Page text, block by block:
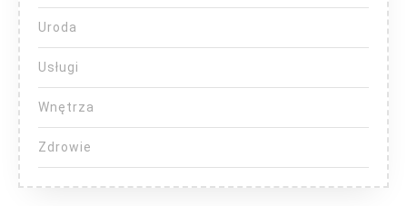
Uroda
Usługi
Wnętrza
Zdrowie